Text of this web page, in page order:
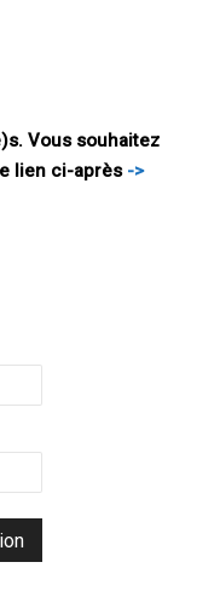
Vous souhaitez
lien ci-après->